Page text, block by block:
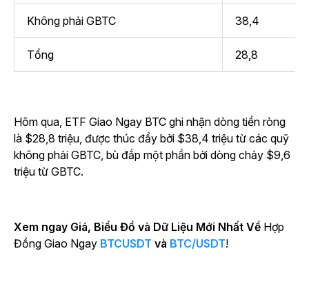
Không phải GBTC 38,4
Tổng 28,8
Hôm qua, ETF Giao Ngay BTC ghi nhận dòng tiền ròng
là $28,8 triệu, được thúc đẩy bởi $38,4 triệu từ các quỹ
không phải GBTC, bù đắp một phần bởi dòng chảy $9,6
triệu từ GBTC.
Xem ngay Giá, Biểu Đồ và Dữ Liệu Mới Nhất Về Hợp
Đồng Giao Ngay BTCUSDT và BTC/USDT!